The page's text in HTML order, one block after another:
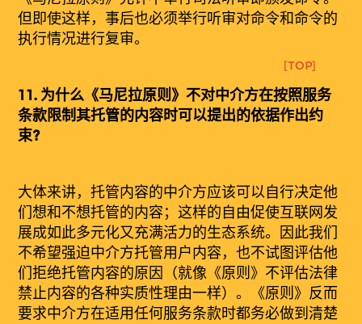
但即使这样，事后也必须举行听审对命令和命令的
执行情况进行复审。
[TOP]
11. 为什么 《马尼拉原则》不对中介方在按照服务
条款限制其托管的内容时可以提出的依据作出约
束?
大体来讲，托管内容的中介方应该可以自行决定他
们想和不想托管的内容；这样的自由促使互联网发
展成如此多元化又充满活力的生态系统。因此我们
不希望强迫中介方托管用户内容，也不试图评估他
们拒绝托管内容的原因（就像《原则》不评估法律
禁止内容的各种实质性理由一样）。《原则》反而
要求中介方在适用任何服务条款时都务必做到清楚